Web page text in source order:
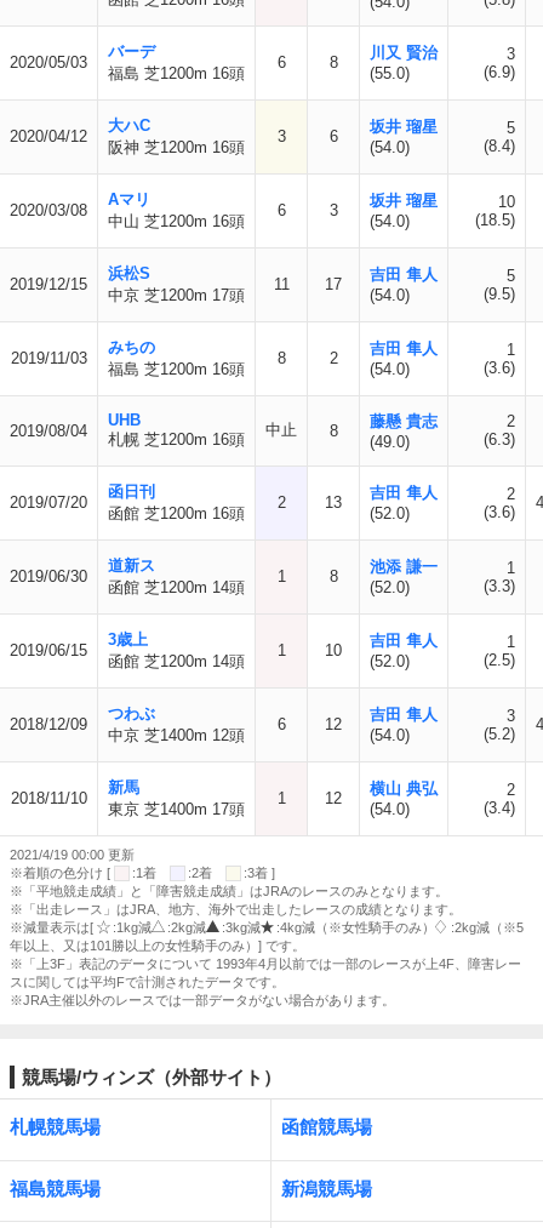
2020/05/03
バーデ
福島 芝1200m 16頭
6 8
川又 賢治
(55.0)
3
(6.9)
2020/04/12
大ハC
阪神 芝1200m 16頭
3 6
坂井 瑠星
(54.0)
5
(8.4)
2020/03/08
Aマリ
中山 芝1200m 16頭
6 3
坂井 瑠星
(54.0)
10
(18.5)
2019/12/15
浜松S
中京 芝1200m 17頭
11 17
吉田 隼人
(54.0)
5
(9.5)
2019/11/03
みちの
福島 芝1200m 16頭
8 2
吉田 隼人
(54.0)
1
(3.6)
2019/08/04
UHB
札幌 芝1200m 16頭
中止 8
藤懸 貴志
(49.0)
2
(6.3)
2019/07/20
函日刊
函館 芝1200m 16頭
2 13
吉田 隼人
(52.0)
2
(3.6)
2019/06/30
道新ス
函館 芝1200m 14頭
1 8
池添 謙一
(52.0)
1
(3.3)
2019/06/15
3歳上
函館 芝1200m 14頭
1 10
吉田 隼人
(52.0)
1
(2.5)
2018/12/09
つわぶ
中京 芝1400m 12頭
6 12
吉田 隼人
(54.0)
3
(5.2)
2018/11/10
新馬
東京 芝1400m 17頭
1 12
横山 典弘
(54.0)
2
(3.4)
2021/4/19 00:00 更新
※着順の色分け [
:1着 :2着
:3着 ]
※「平地競走成績」と「障害競走成績」はJRAのレースのみとなります。
※「出走レース」はJRA、地方、海外で出走したレースの成績となります。
※減量表示は[
:1kg減 :2kg減 :3kg減 :4kg減（※女性騎手のみ）
:2kg減（※5
年以上、又は101勝以上の女性騎手のみ）] です。
※「上3F」表記のデータについて 1993年4月以前では一部のレースが上4F、障害レー
スに関しては平均Fで計測されたデータです。
※JRA主催以外のレースでは一部データがない場合があります。
競馬場/ウィンズ（外部サイト）
札幌競馬場 函館競馬場
福島競馬場 新潟競馬場